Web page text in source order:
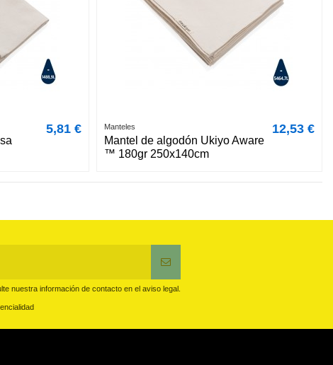
5,81 € Manteles
Mantel de algodón Ukiyo Aware
™ 180gr 250x140cm
12,53 €
nuestra información de contacto en el aviso legal.